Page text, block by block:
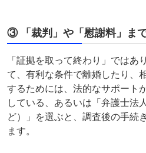
③ 「裁判」や「慰謝料」ま
「証拠を取って終わり」ではあ
て、有利な条件で離婚したり、
するためには、法的なサポート
している、あるいは「弁護士法
ど）」を選ぶと、調査後の手続
ます。